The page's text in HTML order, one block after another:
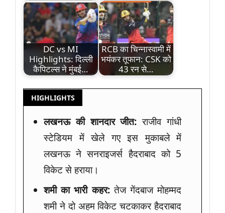
DC vs MI
Highlights: दिल्ली
कैपिटल्स ने मुंबई…
RCB का चिन्नास्वामी में
भयंकर तूफान: CSK को
43 रन से…
HIGHLIGHTS
लखनऊ की शानदार जीत: राजीव गांधी
स्टेडियम में खेले गए इस मुकाबले में
लखनऊ ने सनराइजर्स हैदराबाद को 5
विकेट से हराया।
शमी का भारी कहर:तेज गेंदबाज मोहम्मद
शमी ने दो अहम विकेट चटकाकर हैदराबाद